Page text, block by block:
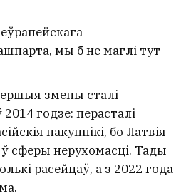
мы б не маглі тут
змены сталі
годзе: перасталі
пакупнікі, бо Латвія
сферы нерухомасці. Тады
расейцаў, а з 2022 года